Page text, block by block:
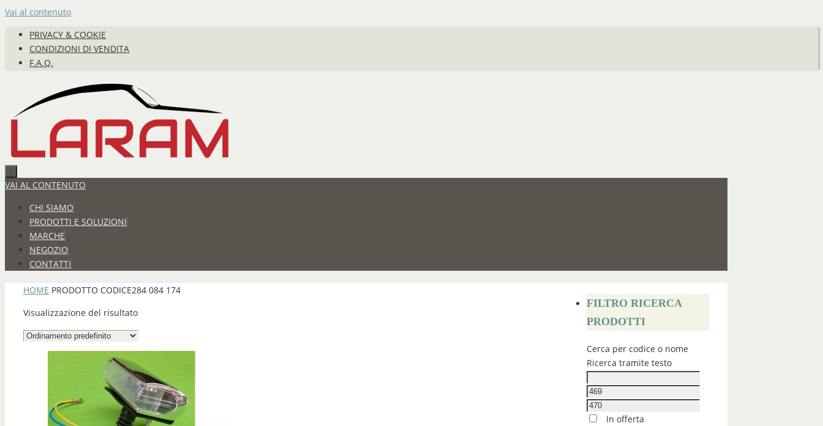
Vai al contenuto
PRIVACY & COOKIE
CONDIZIONI DI VENDITA
F.A.Q.
VAI AL CONTENUTO
CHI SIAMO
PRODOTTI E SOLUZIONI
MARCHE
NEGOZIO
CONTATTI
HOME PRODOTTO CODICE284 084 174
Visualizzazione del risultato
FILTRO RICERCA
PRODOTTI
Cerca per codice o nome
Ricerca tramite testo
In offerta